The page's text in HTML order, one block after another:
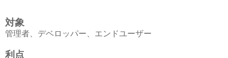
対象
管理者、デベロッパー、エンドユーザー
利点